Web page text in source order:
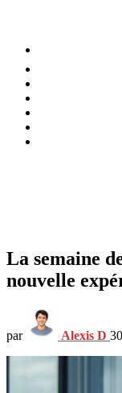
La semaine
nouvelle
par Alexis D